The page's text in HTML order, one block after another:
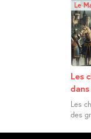
Le
Les
Les
des